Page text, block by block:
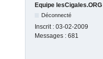
Equipe lesCigales.ORG
Déconnecté
Inscrit : 03-02-2009
Messages : 681